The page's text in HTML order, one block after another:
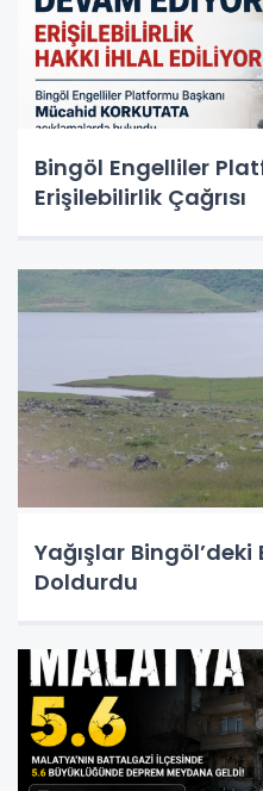
Bingöl Engelliler
Erişilebilirlik Çağrısı
Yağışlar
Doldurdu